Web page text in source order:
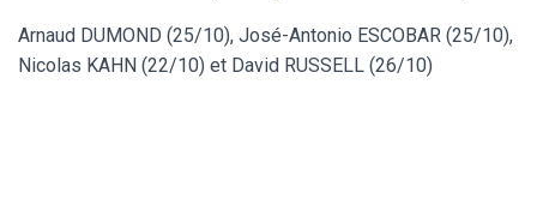
Arnaud DUMOND (25/10), José-Antonio ESCOBAR (25/10),
Nicolas KAHN (22/10) et David RUSSELL (26/10)